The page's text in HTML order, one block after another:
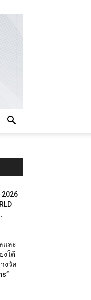
2026
และ
งใต้
งวัล